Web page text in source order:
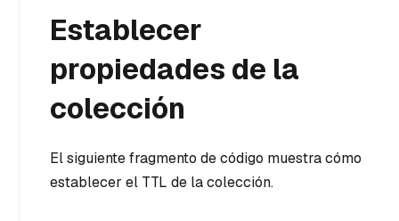
Establecer
propiedades de la
colección
El siguiente fragmento de código muestra cómo
establecer el TTL de la colección.